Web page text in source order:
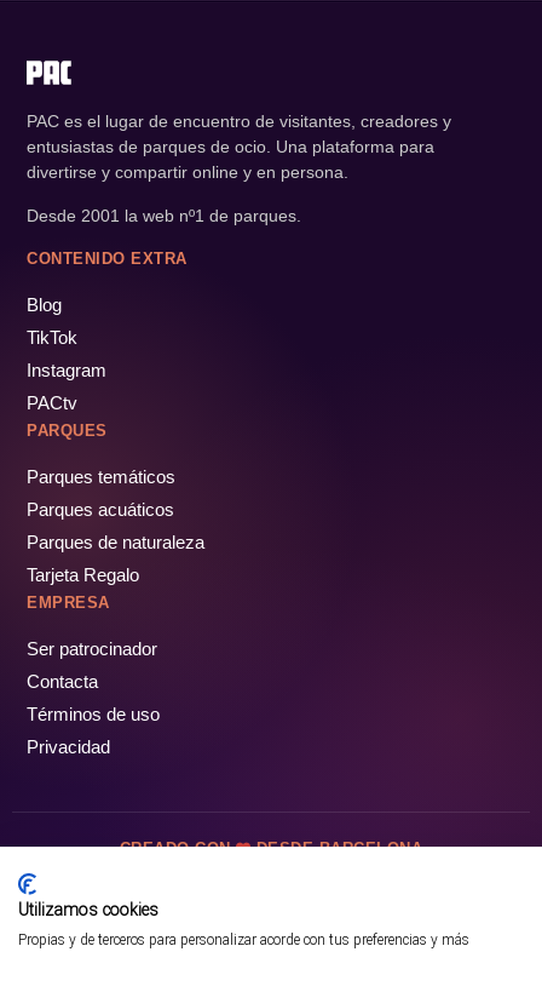
PAC es el lugar de encuentro de visitantes, creadores y
entusiastas de parques de ocio. Una plataforma para
divertirse y compartir online y en persona.
Desde 2001 la web nº1 de parques.
CONTENIDO EXTRA
Blog
TikTok
Instagram
PACtv
PARQUES
Parques temáticos
Parques acuáticos
Parques de naturaleza
Tarjeta Regalo
EMPRESA
Ser patrocinador
Contacta
Términos de uso
Privacidad
CREADO CON DESDE BARCELONA
Utilizamos cookies
Propias y de terceros para personalizar acorde con tus preferencias y más